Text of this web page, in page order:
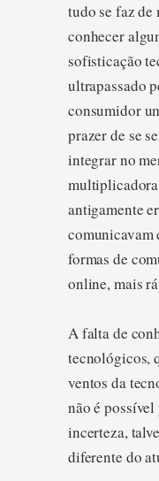
tudo se faz de
conhecer
sofisticação
ultrapassado
consumidor
prazer de se
integrar no
multiplicadora
antigamente
comunicavam
formas de
online, mais
A falta de
tecnológicos,
ventos da
não é
incerteza,
diferente do